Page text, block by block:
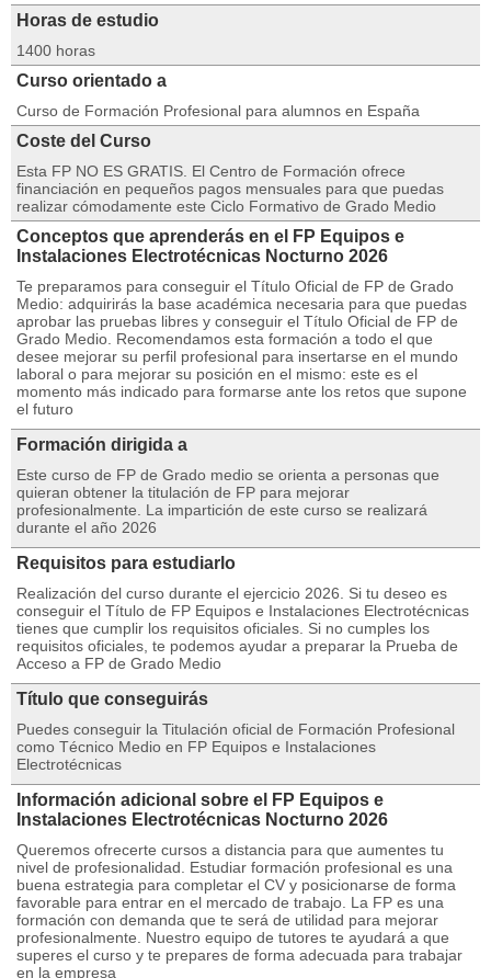
Horas de estudio
1400 horas
Curso orientado a
Curso de Formación Profesional para alumnos en España
Coste del Curso
Esta FP NO ES GRATIS. El Centro de Formación ofrece
financiación en pequeños pagos mensuales para que puedas
realizar cómodamente este Ciclo Formativo de Grado Medio
Conceptos que aprenderás en el FP Equipos e
Instalaciones Electrotécnicas Nocturno 2026
Te preparamos para conseguir el Título Oficial de FP de Grado
Medio: adquirirás la base académica necesaria para que puedas
aprobar las pruebas libres y conseguir el Título Oficial de FP de
Grado Medio. Recomendamos esta formación a todo el que
desee mejorar su perfil profesional para insertarse en el mundo
laboral o para mejorar su posición en el mismo: este es el
momento más indicado para formarse ante los retos que supone
el futuro
Formación dirigida a
Este curso de FP de Grado medio se orienta a personas que
quieran obtener la titulación de FP para mejorar
profesionalmente. La impartición de este curso se realizará
durante el año 2026
Requisitos para estudiarlo
Realización del curso durante el ejercicio 2026. Si tu deseo es
conseguir el Título de FP Equipos e Instalaciones Electrotécnicas
tienes que cumplir los requisitos oficiales. Si no cumples los
requisitos oficiales, te podemos ayudar a preparar la Prueba de
Acceso a FP de Grado Medio
Título que conseguirás
Puedes conseguir la Titulación oficial de Formación Profesional
como Técnico Medio en FP Equipos e Instalaciones
Electrotécnicas
Información adicional sobre el FP Equipos e
Instalaciones Electrotécnicas Nocturno 2026
Queremos ofrecerte cursos a distancia para que aumentes tu
nivel de profesionalidad. Estudiar formación profesional es una
buena estrategia para completar el CV y posicionarse de forma
favorable para entrar en el mercado de trabajo. La FP es una
formación con demanda que te será de utilidad para mejorar
profesionalmente. Nuestro equipo de tutores te ayudará a que
superes el curso y te prepares de forma adecuada para trabajar
en la empresa